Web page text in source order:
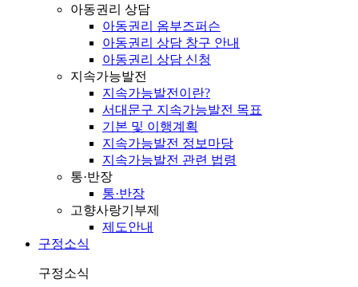
아동권리 상담
아동권리 옴부즈퍼슨
아동권리 상담 창구 안내
아동권리 상담 신청
지속가능발전
지속가능발전이란?
서대문구 지속가능발전 목표
기본 및 이행계획
지속가능발전 정보마당
지속가능발전 관련 법령
통·반장
통·반장
고향사랑기부제
제도안내
구정소식
구정소식